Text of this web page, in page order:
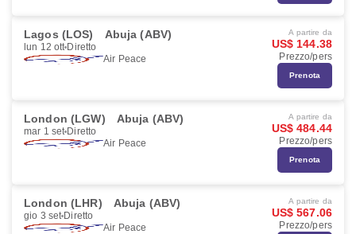
Lagos (LOS) Abuja (ABV)
lun 12 ott Diretto
Air Peace
A partire da
US$ 144.38
Prezzo/pers
Prenota
London (LGW) Abuja (ABV)
mar 1 set Diretto
Air Peace
A partire da
US$ 484.44
Prezzo/pers
Prenota
London (LHR) Abuja (ABV)
gio 3 set Diretto
Air Peace
A partire da
US$ 567.06
Prezzo/pers